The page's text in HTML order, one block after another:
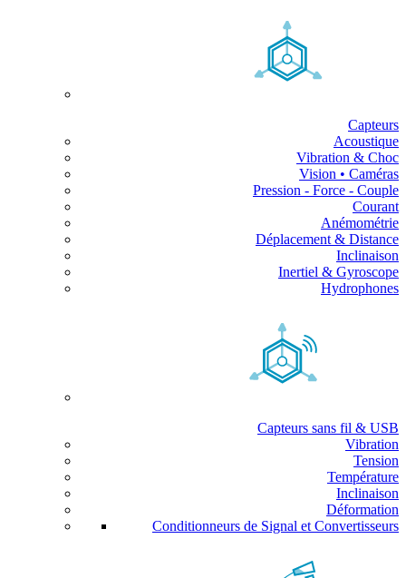
Capteurs
Acoustique
Vibration & Choc
Vision • Caméras
Pression - Force - Couple
Courant
Anémométrie
Déplacement & Distance
Inclinaison
Inertiel & Gyroscope
Hydrophones
Capteurs sans fil & USB
Vibration
Tension
Température
Inclinaison
Déformation
Conditionneurs de Signal et Convertisseurs